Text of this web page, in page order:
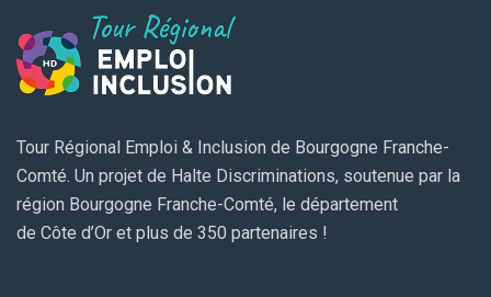
Tour Régional Emploi & Inclusion de Bourgogne Franche-
Comté. Un projet de Halte Discriminations, soutenue par la
région Bourgogne Franche-Comté, le département
de Côte d’Or et plus de 350 partenaires !